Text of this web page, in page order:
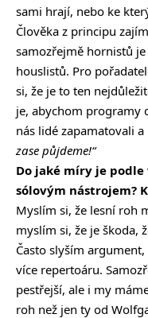
sami hrají, nebo ke
Člověka z principu
samozřejmě hornistů
houslistů. Pro
si, že je to ten
je, abychom programy
nás lidé zapamatovali a
zase půjdeme!“
Do jaké míry je
sólovým nástrojem?
Myslím si, že lesní roh
myslím si, že je škoda,
Často slyším
více repertoáru.
pestřejší, ale i my
roh než jen ty od